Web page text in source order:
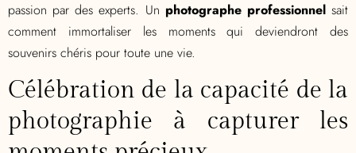
passion par des experts. Un photographe professionnelsait
comment immortaliser les moments qui deviendront des
souvenirs chéris pour toute une vie.
Célébration de la capacité de la
photographie à capturer les